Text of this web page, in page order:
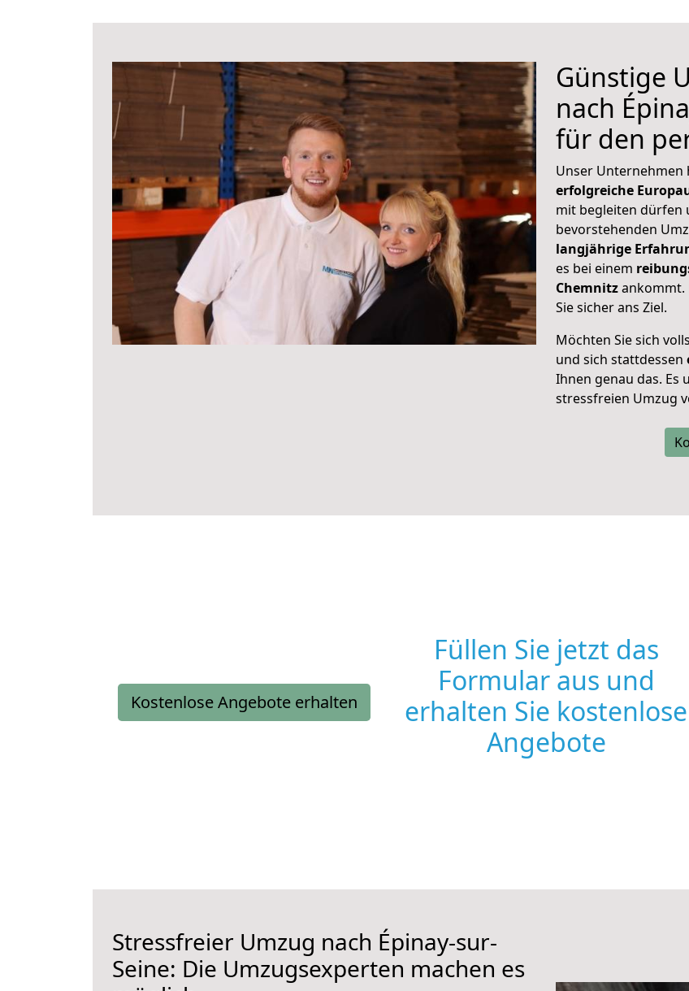
Günstige
nach
für den
Unser Unternehmen
erfolgreiche
mit begleiten dürfen
bevorstehenden
langjährige
es bei einem
Chemnitzankommt.
Sie sicher ans Ziel.
Möchten Sie sich
und sich stattdessen
Ihnen genau das. Es
stressfreien Umzug
Kostenlose Angebote erhalten
Füllen Sie jetzt das
Formular aus und
erhalten Sie kostenlose
Angebote
Stressfreier Umzug nach Épinay-sur-
Seine: Die Umzugsexperten machen es